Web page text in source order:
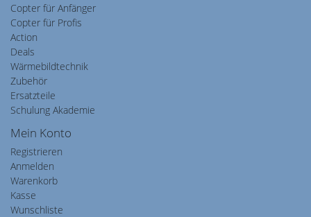
Copter für Anfänger
Copter für Profis
Action
Deals
Wärmebildtechnik
Zubehör
Ersatzteile
Schulung Akademie
Mein Konto
Registrieren
Anmelden
Warenkorb
Kasse
Wunschliste